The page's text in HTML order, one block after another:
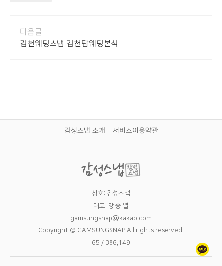
다음글
김천웨딩스냅 김천탑웨딩본식
감성스냅 소개 서비스이용약관
상호: 감성스냅
대표: 강 승 열
gamsungsnap@kakao.com
Copyright © GAMSUNGSNAP All rights reserved.
65 / 386,149